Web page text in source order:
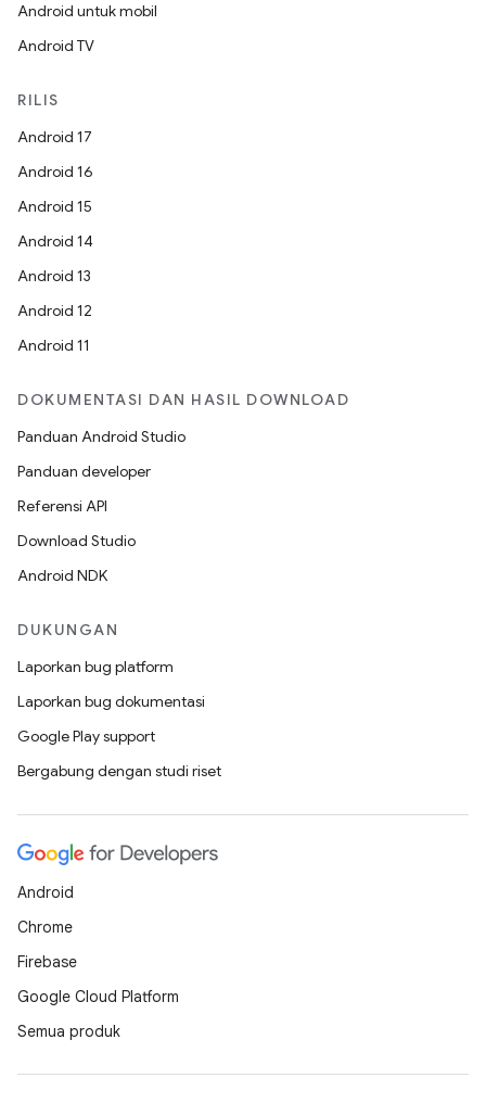
Android untuk mobil
Android TV
RILIS
Android 17
Android 16
Android 15
Android 14
Android 13
Android 12
Android 11
DOKUMENTASI DAN HASIL DOWNLOAD
Panduan Android Studio
Panduan developer
Referensi API
Download Studio
Android NDK
DUKUNGAN
Laporkan bug platform
Laporkan bug dokumentasi
Google Play support
Bergabung dengan studi riset
Android
Chrome
Firebase
Google Cloud Platform
Semua produk